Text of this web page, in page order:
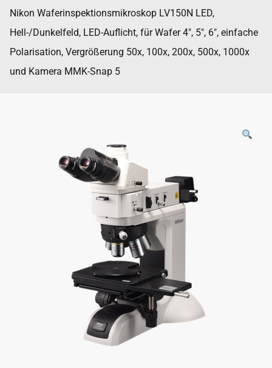
Nikon Waferinspektionsmikroskop LV150N LED,
Hell-/Dunkelfeld, LED-Auflicht, für Wafer 4″, 5″, 6″, einfache
Polarisation, Vergrößerung 50x, 100x, 200x, 500x, 1000x
und Kamera MMK-Snap 5